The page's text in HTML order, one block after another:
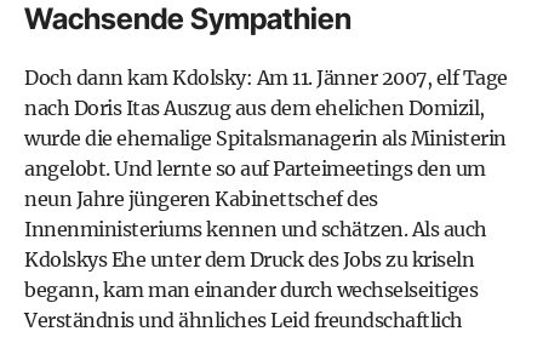
Wachsende Sympathien
Doch dann kam Kdolsky: Am 11. Jänner 2007, elf Tage
nach Doris Itas Auszug aus dem ehelichen Domizil,
wurde die ehemalige Spitalsmanagerin als Ministerin
angelobt. Und lernte so auf Parteimeetings den um
neun Jahre jüngeren Kabinettschef des
Innenministeriums kennen und schätzen. Als auch
Kdolskys Ehe unter dem Druck des Jobs zu kriseln
begann, kam man einander durch wechselseitiges
Verständnis und ähnliches Leid freundschaftlich